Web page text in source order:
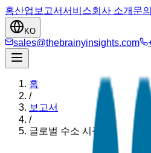
홈산업 보고서서비스회사 소개 문
KO
sales@thebrainyinsights.com
홈
/
보고서
/
글로벌 수소 시장